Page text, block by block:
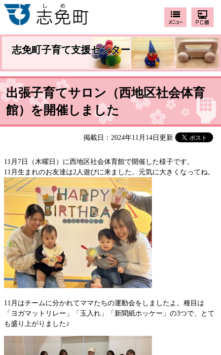
志免町子育て支援センター
出張子育てサロン（西地区社会体育
館）を開催しました
掲載日：2024年11月14日更新
11月7日（木曜日）に西地区社会体育館で開催した様子です。
11月生まれのお友達は2人遊びに来ました。元気に大きくなってね。
11月はチームに分かれてママたちの運動会をしましたよ。種目は
「ヨガマットリレー」「玉入れ」「新聞紙ホッケー」の3つで、とて
も盛り上がりました♪